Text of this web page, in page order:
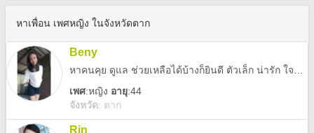
หาเพื่อน เพศหญิง ในจังหวัดตาก
Beny
เพศ:หญิง อายุ:44
จังหวัด: ตาก
Rin